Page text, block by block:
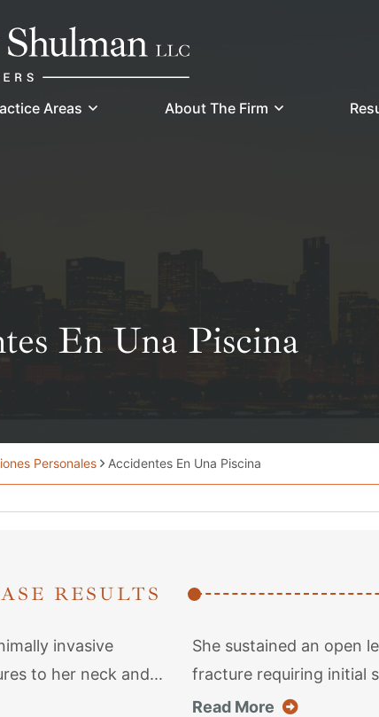
Areas About The Firm
En Una Piscina
Personales Accidentes En Una Piscina
RESULTS
invasive
to her neck and...
this case result
She sustained an open
fracture requiring initial
Read More about this